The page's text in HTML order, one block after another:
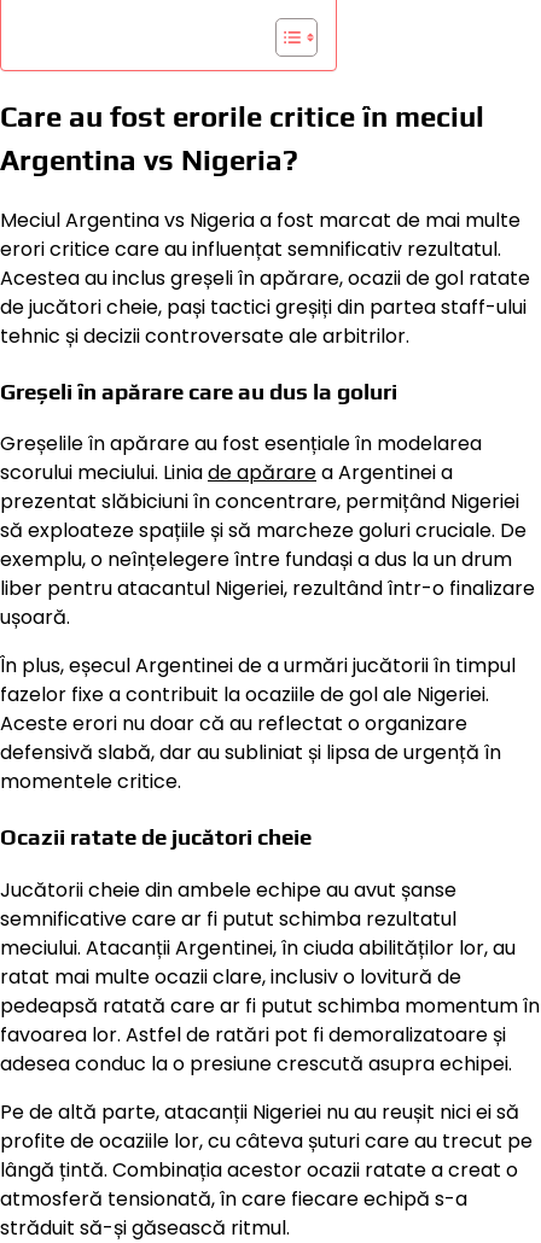
Care au fost erorile critice în meciul
Argentina vs Nigeria?
Meciul Argentina vs Nigeria a fost marcat de mai multe
erori critice care au influențat semnificativ rezultatul.
Acestea au inclus greșeli în apărare, ocazii de gol ratate
de jucători cheie, pași tactici greșiți din partea staff-ului
tehnic și decizii controversate ale arbitrilor.
Greșeli în apărare care au dus la goluri
Greșelile în apărare au fost esențiale în modelarea
scorului meciului. Liniade apărarea Argentinei a
prezentat slăbiciuni în concentrare, permițând Nigeriei
să exploateze spațiile și să marcheze goluri cruciale. De
exemplu, o neînțelegere între fundași a dus la un drum
liber pentru atacantul Nigeriei, rezultând într-o finalizare
ușoară.
În plus, eșecul Argentinei de a urmări jucătorii în timpul
fazelor fixe a contribuit la ocaziile de gol ale Nigeriei.
Aceste erori nu doar că au reflectat o organizare
defensivă slabă, dar au subliniat și lipsa de urgență în
momentele critice.
Ocazii ratate de jucători cheie
Jucătorii cheie din ambele echipe au avut șanse
semnificative care ar fi putut schimba rezultatul
meciului. Atacanții Argentinei, în ciuda abilităților lor, au
ratat mai multe ocazii clare, inclusiv o lovitură de
pedeapsă ratată care ar fi putut schimba momentum în
favoarea lor. Astfel de ratări pot fi demoralizatoare și
adesea conduc la o presiune crescută asupra echipei.
Pe de altă parte, atacanții Nigeriei nu au reușit nici ei să
profite de ocaziile lor, cu câteva șuturi care au trecut pe
lângă țintă. Combinația acestor ocazii ratate a creat o
atmosferă tensionată, în care fiecare echipă s-a
străduit să-și găsească ritmul.